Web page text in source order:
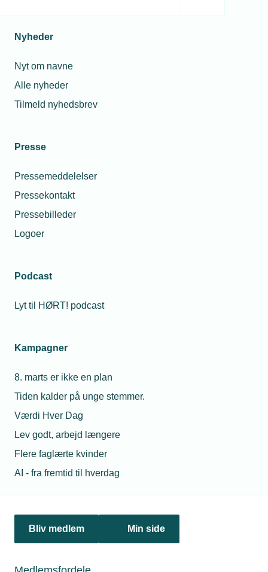
Nyheder
Nyt om navne
Alle nyheder
Tilmeld nyhedsbrev
Presse
Pressemeddelelser
Pressekontakt
Pressebilleder
Logoer
Podcast
Lyt til HØRT! podcast
Kampagner
8. marts er ikke en plan
Tiden kalder på unge stemmer.
Værdi Hver Dag
Lev godt, arbejd længere
Flere faglærte kvinder
AI - fra fremtid til hverdag
Bliv medlem Min side
Politik & analyse
jura@tekniq.dk
tekniq@tekniq.dk